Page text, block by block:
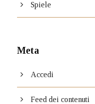
Spiele
Meta
Accedi
Feed dei contenuti